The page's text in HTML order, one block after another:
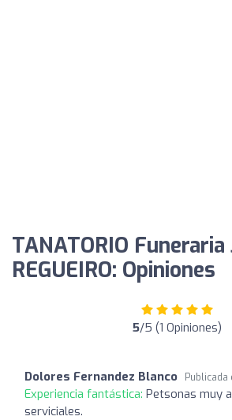
TANATORIO Funeraria
REGUEIRO: Opiniones
5/5 (1 Opiniones)
Dolores Fernandez Blanco Publicada
Experiencia fantástica: Petsonas muy
serviciales.